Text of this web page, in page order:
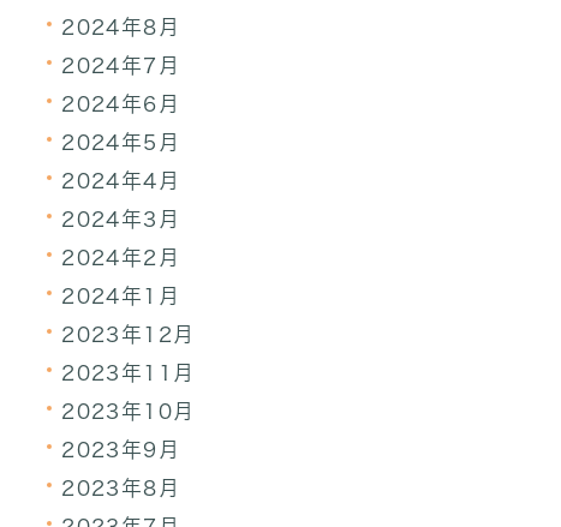
2024年8月
2024年7月
2024年6月
2024年5月
2024年4月
2024年3月
2024年2月
2024年1月
2023年12月
2023年11月
2023年10月
2023年9月
2023年8月